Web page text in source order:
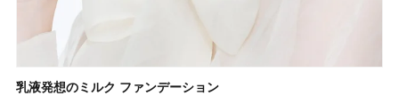
乳液発想のミルク ファンデーション